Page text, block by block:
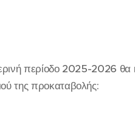
περίοδο 2025-2026 θα
της προκαταβολής: